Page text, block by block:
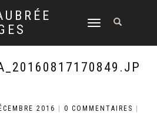
DÉPLIER
NAVIGATION
2016 0 COMMENTAIRES